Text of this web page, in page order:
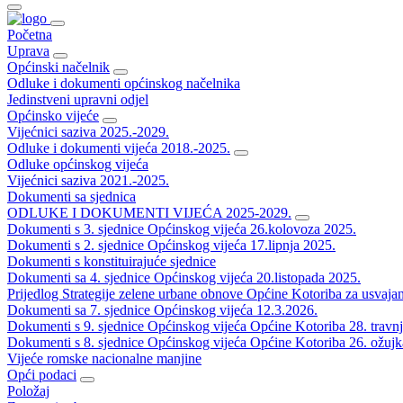
Početna
Uprava
Općinski načelnik
Odluke i dokumenti općinskog načelnika
Jedinstveni upravni odjel
Općinsko vijeće
Vijećnici saziva 2025.-2029.
Odluke i dokumenti vijeća 2018.-2025.
Odluke općinskog vijeća
Vijećnici saziva 2021.-2025.
Dokumenti sa sjednica
ODLUKE I DOKUMENTI VIJEĆA 2025-2029.
Dokumenti s 3. sjednice Općinskog vijeća 26.kolovoza 2025.
Dokumenti s 2. sjednice Općinskog vijeća 17.lipnja 2025.
Dokumenti s konstituirajuće sjednice
Dokumenti sa 4. sjednice Općinskog vijeća 20.listopada 2025.
Prijedlog Strategije zelene urbane obnove Općine Kotoriba za
Dokumenti sa 7. sjednice Općinskog vijeća 12.3.2026.
Dokumenti s 9. sjednice Općinskog vijeća Općine Kotoriba 28.
Dokumenti s 8. sjednice Općinskog vijeća Općine Kotoriba 26.
Vijeće romske nacionalne manjine
Opći podaci
Položaj